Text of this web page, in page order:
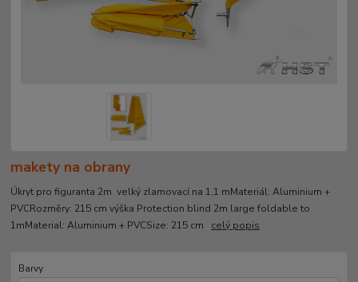
makety na obrany
Úkryt pro figuranta 2m velký zlamovací na 1,1 mMateriál: Aluminium +
PVCRozměry: 215 cm výška Protection blind 2m large foldable to
1mMaterial: Aluminium + PVCSize: 215 cm celý popis
Barvy